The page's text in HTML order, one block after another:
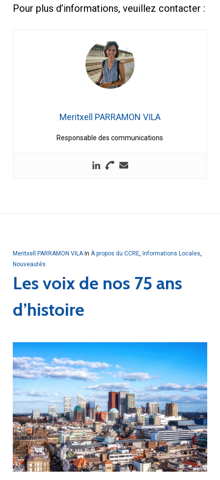
Pour plus d’informations, veuillez contacter :
Meritxell PARRAMON VILA
Responsable des communications
Meritxell PARRAMON VILA In À propos du CCRE, Informations Locales,
Nouveautés
Les voix de nos 75 ans
d’histoire